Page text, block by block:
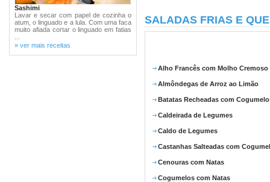
Sashimi
Lavar e secar com papel de cozinha o
atum, o linguado e a lula. Com uma faca
muito afiada cortar o linguado em fatias
» ver mais receitas
SALADAS FRIAS E
Alho Francês com Molho Cremoso
Almôndegas de Arroz ao Limão
Batatas Recheadas com
Caldeirada de Legumes
Caldo de Legumes
Castanhas Salteadas com
Cenouras com Natas
Cogumelos com Natas